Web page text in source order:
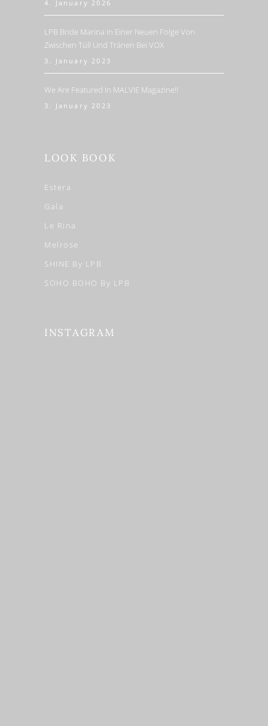
4. January 2026
LPB Bride Marina In Einer Neuen Folge Von
Zwischen Tüll Und Tränen Bei VOX
3. January 2023
We Are Featured In MALVIE Magazine!!
3. January 2023
LOOK BOOK
Estera
Gala
Le Rina
Melrose
SHINE By LPB
SOHO BOHO By LPB
INSTAGRAM